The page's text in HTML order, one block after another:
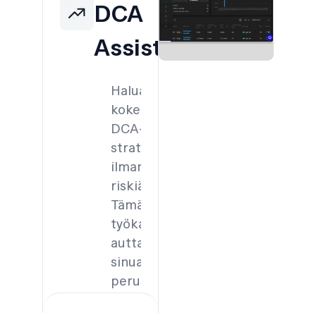
DCA
Assist
Haluatko
kokeilla
DCA-
strategioita
ilman
riskiä?
Tämä
työkalu
auttaa
sinua
perustamaan